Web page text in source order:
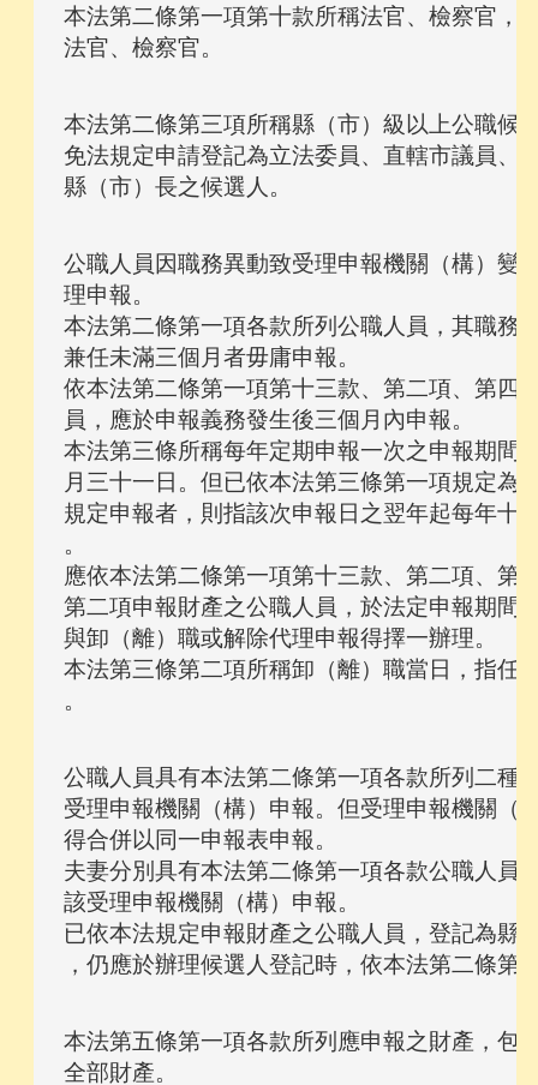
本法第二條第一項第十款所稱法官、檢察官，
本法第二條第三項所稱縣（市）級以上公職候
免法規定申請登記為立法委員、直轄市議員、
公職人員因職務異動致受理申報機關（構）變
理申報。
本法第二條第一項各款所列公職人員，其職務
兼任未滿三個月者毋庸申報。
依本法第二條第一項第十三款、第二項、第四
員，應於申報義務發生後三個月內申報。
本法第三條所稱每年定期申報一次之申報期間
月三十一日。但已依本法第三條第一項規定為
規定申報者，則指該次申報日之翌年起每年十
。
應依本法第二條第一項第十三款、第二項、第
第二項申報財產之公職人員，於法定申報期間
與卸（離）職或解除代理申報得擇一辦理。
本法第三條第二項所稱卸（離）職當日，指任
公職人員具有本法第二條第一項各款所列二種
受理申報機關（構）申報。但受理申報機關（
得合併以同一申報表申報。
夫妻分別具有本法第二條第一項各款公職人員
該受理申報機關（構）申報。
已依本法規定申報財產之公職人員，登記為縣
本法第五條第一項各款所列應申報之財產，包